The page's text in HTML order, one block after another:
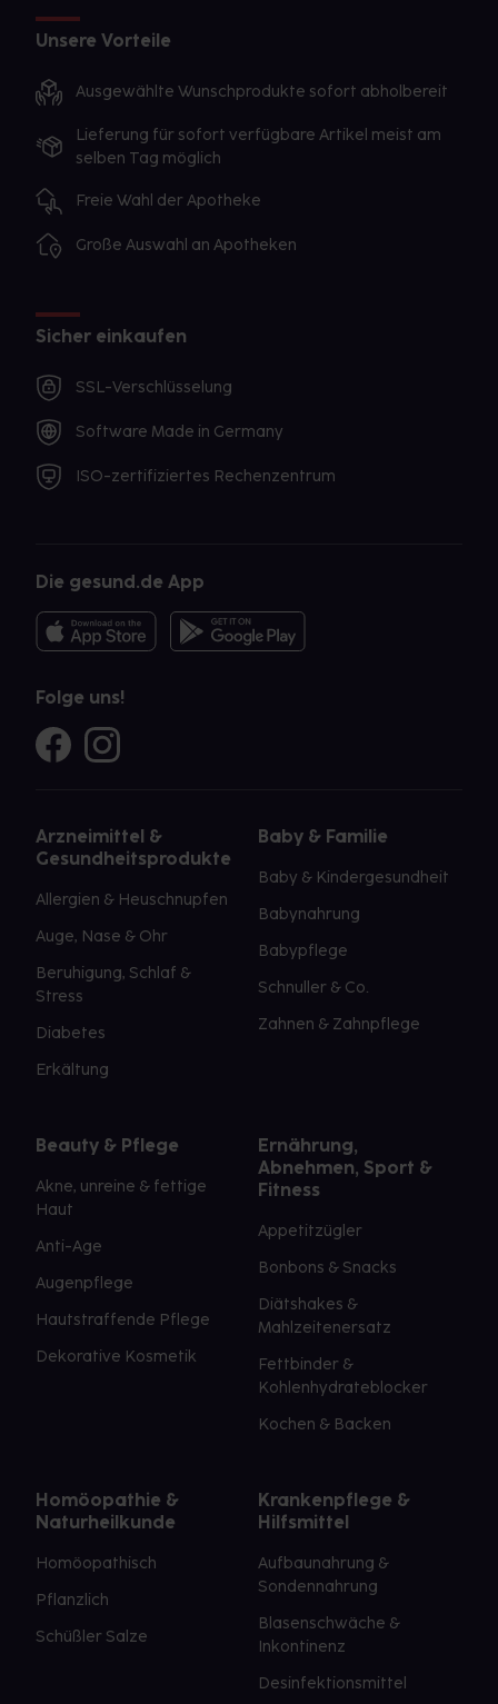
Unsere Vorteile
Ausgewählte Wunschprodukte sofort abholbereit
Lieferung für sofort verfügbare Artikel meist am
selben Tag möglich
Freie Wahl der Apotheke
Große Auswahl an Apotheken
Sicher einkaufen
SSL-Verschlüsselung
Software Made in Germany
ISO-zertifiziertes Rechenzentrum
Die gesund.de App
Folge uns!
Arzneimittel &
Gesundheitsprodukte
Allergien & Heuschnupfen
Auge, Nase & Ohr
Beruhigung, Schlaf &
Stress
Diabetes
Erkältung
Baby & Familie
Baby & Kindergesundheit
Babynahrung
Babypflege
Schnuller & Co.
Zahnen & Zahnpflege
Beauty & Pflege
Akne, unreine & fettige
Haut
Anti-Age
Augenpflege
Hautstraffende Pflege
Dekorative Kosmetik
Ernährung,
Abnehmen, Sport &
Fitness
Appetitzügler
Bonbons & Snacks
Diätshakes &
Mahlzeitenersatz
Fettbinder &
Kohlenhydrateblocker
Kochen & Backen
Homöopathie &
Naturheilkunde
Homöopathisch
Pflanzlich
Schüßler Salze
Krankenpflege &
Hilfsmittel
Aufbaunahrung &
Sondennahrung
Blasenschwäche &
Inkontinenz
Desinfektionsmittel